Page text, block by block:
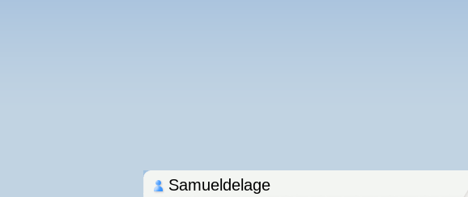
Samueldelage